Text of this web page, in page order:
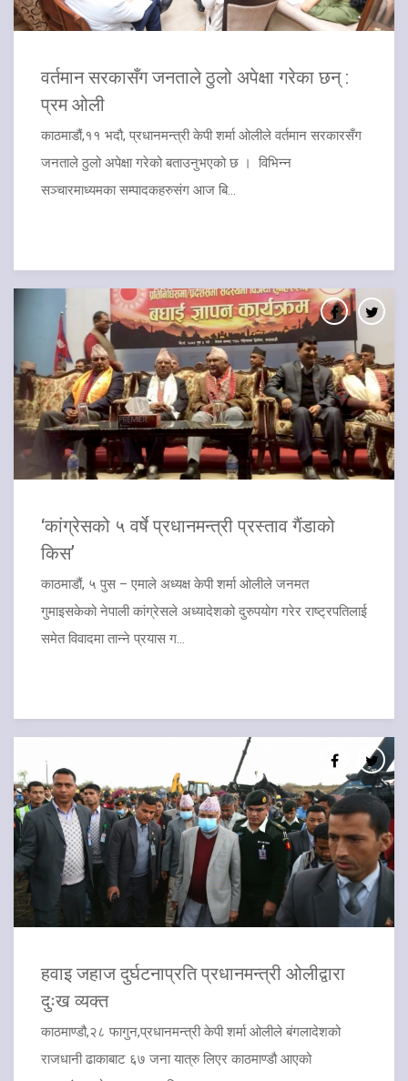
वर्तमान सरकासँग जनताले ठुलो अपेक्षा गरेका छन् :
प्रम ओली
काठमाडौं,११ भदौ, प्रधानमन्त्री केपी शर्मा ओलीले वर्तमान सरकारसँग
जनताले ठुलो अपेक्षा गरेको बताउनुभएको छ । विभिन्न
सञ्चारमाध्यमका सम्पादकहरुसंग आज बि...
‘कांग्रेसको ५ वर्षे प्रधानमन्त्री प्रस्ताव गैंडाको
किस’
काठमाडौं, ५ पुस – एमाले अध्यक्ष केपी शर्मा ओलीले जनमत
गुमाइसकेको नेपाली कांग्रेसले अध्यादेशको दुरुपयोग गरेर राष्ट्रपतिलाई
समेत विवादमा तान्ने प्रयास ग...
हवाइ जहाज दुर्घटनाप्रति प्रधानमन्त्री ओलीद्वारा
दुःख व्यक्त
काठमाण्डौ,२८ फागुन,प्रधानमन्त्री केपी शर्मा ओलीले बंगलादेशको
राजधानी ढाकाबाट ६७ जना यात्रु लिएर काठमाण्डौ आएको